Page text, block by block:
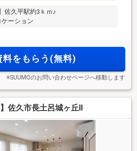
佐久平駅約3ｋｍ♪
ーション
料をもらう(無料)
※SUUMOのお問い合わせページへ移動します
佐久市長土呂城ヶ丘Ⅱ